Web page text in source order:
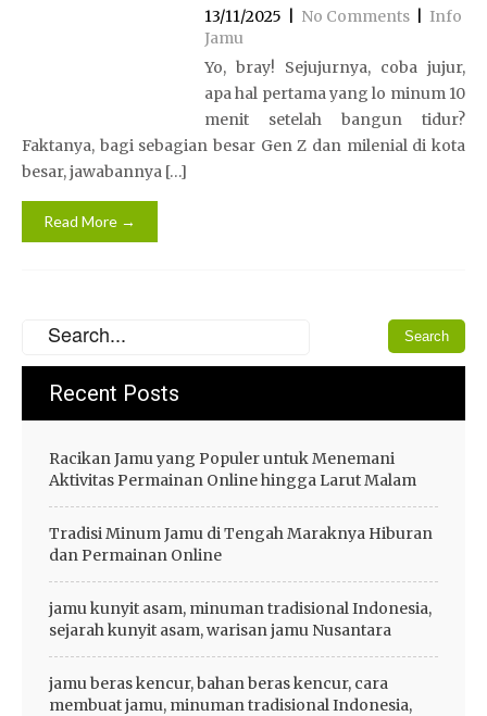
13/11/2025 No Comments
Info
Jamu
Yo, bray! Sejujurnya, coba jujur,
apa hal pertama yang lo minum 10
menit setelah bangun tidur?
Faktanya, bagi sebagian besar Gen Z dan milenial di kota
besar, jawabannya […]
Read More →
Recent Posts
Racikan Jamu yang Populer untuk Menemani
Aktivitas Permainan Online hingga Larut Malam
Tradisi Minum Jamu di Tengah Maraknya Hiburan
dan Permainan Online
jamu kunyit asam, minuman tradisional Indonesia,
sejarah kunyit asam, warisan jamu Nusantara
jamu beras kencur, bahan beras kencur, cara
membuat jamu, minuman tradisional Indonesia,